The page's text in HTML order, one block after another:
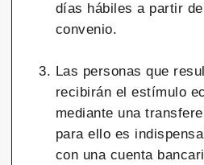
días hábiles a partir
convenio.
Las personas que
recibirán el estímulo
mediante una
para ello es
con una cuenta